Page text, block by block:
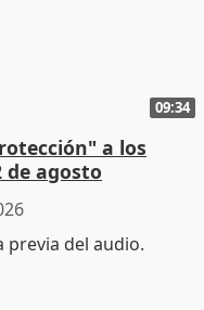
09:34
a los
de agosto